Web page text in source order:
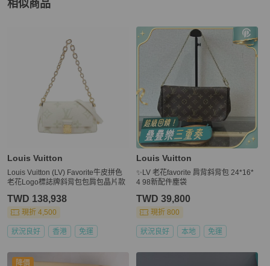
相似商品
推薦精品
Louis Vuitton
Louis Vuitton (LV) Favorite牛皮拼色
老花Logo標誌牌斜背包包肩包晶片款
TWD 138,938
現折 4,500
狀況良好 香港 免運
Louis Vuitton
✨LV 老花favorite 肩背斜背包 24*16*
4 98新配件塵袋
TWD 39,800
現折 800
狀況良好 本地 免運
降價